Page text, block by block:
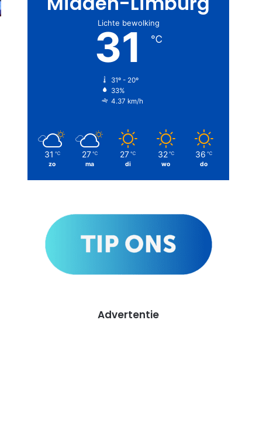
Lichte bewolking
31 ℃
31º - 20º
33%
4.37 km/h
31 ℃
zo
27 ℃
ma
27 ℃
di
32 ℃
wo
36 ℃
do
Advertentie